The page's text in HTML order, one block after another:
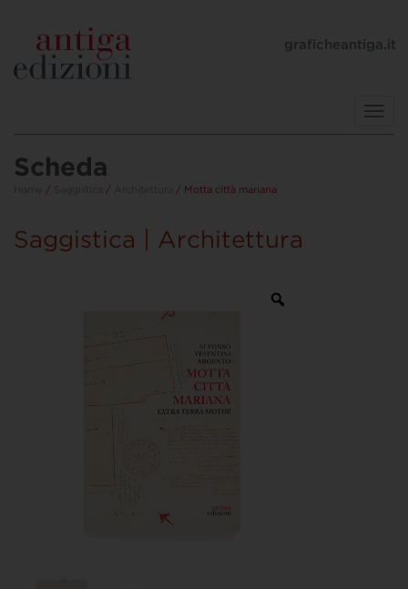
graficheantiga.it
Scheda
/ / / Motta città mariana
Saggistica | Architettura